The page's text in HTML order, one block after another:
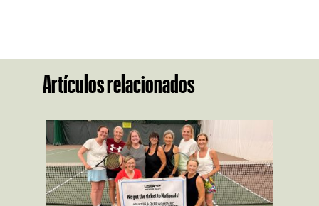
Artículos relacionados